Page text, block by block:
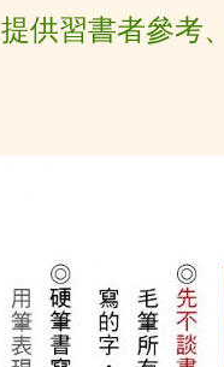
提供習書者參考